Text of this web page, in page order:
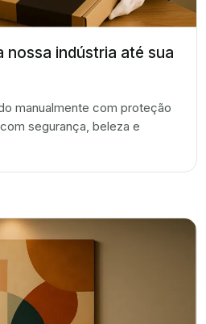
indústria até sua
manualmente com proteção
segurança, beleza e